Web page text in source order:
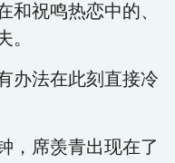
和祝鸣热恋中的、
。
办法在此刻直接冷
，席羡青出现在了